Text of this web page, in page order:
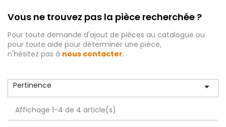
Vous ne trouvez pas la pièce recherchée ?
Pour toute demande d'ajout de pièces au catalogue ou
pour toute aide pour déterminer une pièce,
n'hésitez pas à nous contacter.
Pertinence 
Affichage 1-4 de 4 article(s)